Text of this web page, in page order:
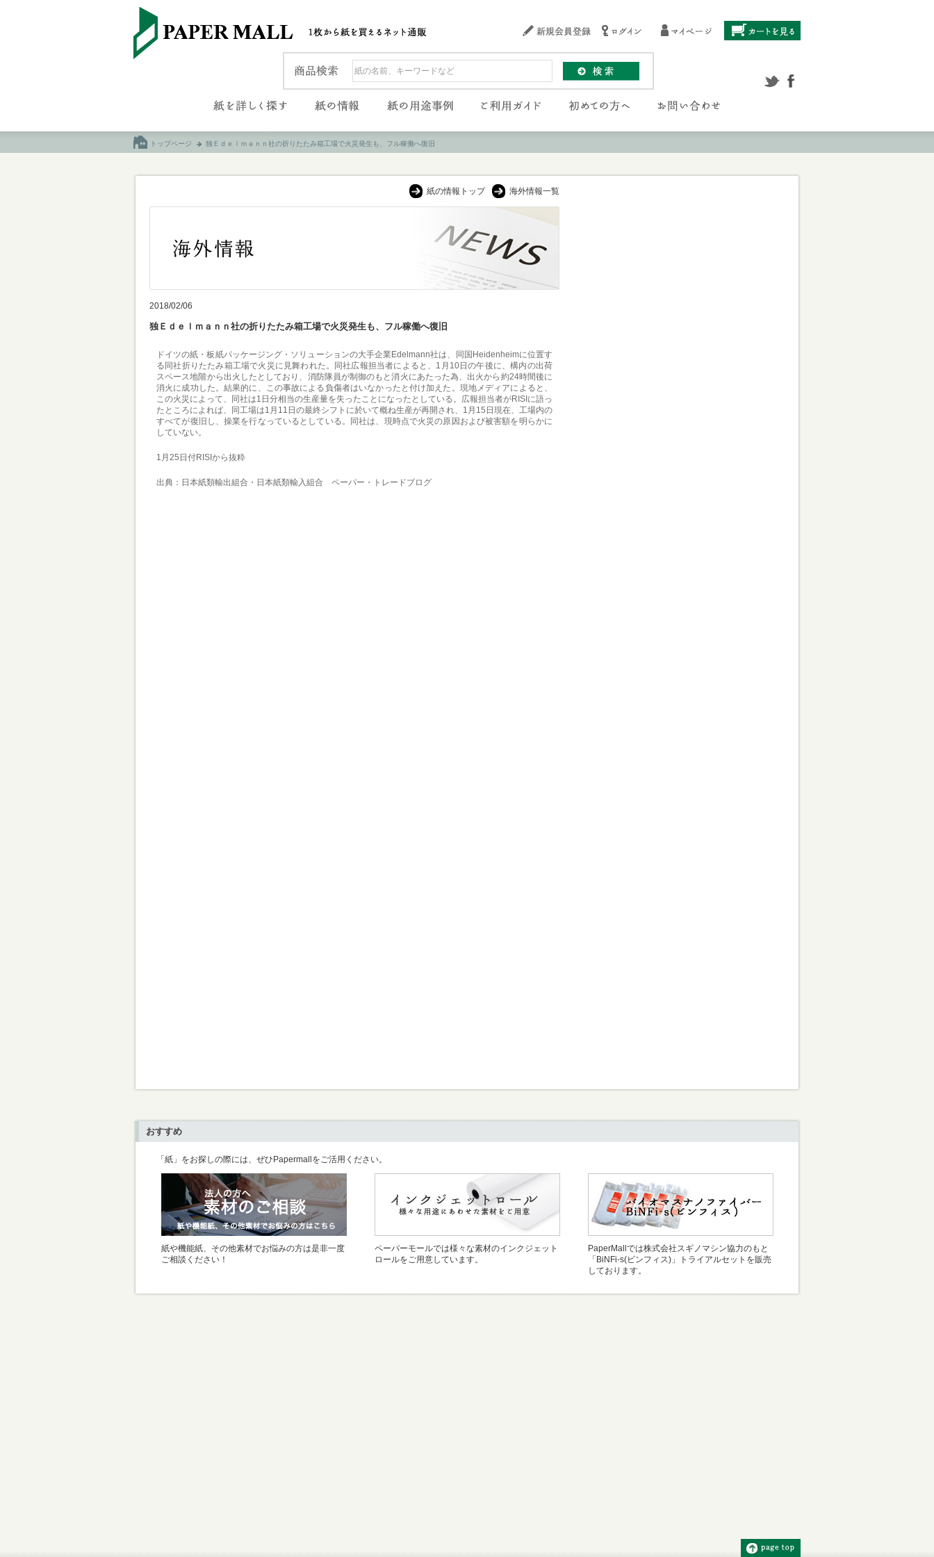
トップページ 独Ｅｄｅｌｍａｎｎ社の折りたたみ箱工場で火災発生も、フル稼働へ復旧
紙の情報トップ 海外情報一覧
2018/02/06
独Ｅｄｅｌｍａｎｎ社の折りたたみ箱工場で火災発生も、フル稼働へ復旧
ドイツの紙・板紙パッケージング・ソリューションの大手企業Edelmann社は、同国Heidenheimに位置す
る同社折りたたみ箱工場で火災に見舞われた。同社広報担当者によると、1月10日の午後に、構内の出荷
スペース地階から出火したとしており、消防隊員が制御のもと消火にあたった為、出火から約24時間後に
消火に成功した。結果的に、この事故による負傷者はいなかったと付け加えた。現地メディアによると、
この火災によって、同社は1日分相当の生産量を失ったことになったとしている。広報担当者がRISIに語っ
たところによれば、同工場は1月11日の最終シフトに於いて概ね生産が再開され、1月15日現在、工場内の
すべてが復旧し、操業を行なっているとしている。同社は、現時点で火災の原因および被害額を明らかに
していない。
1月25日付RISIから抜粋
出典：日本紙類輸出組合・日本紙類輸入組合 ペーパー・トレードブログ
おすすめ
「紙」をお探しの際には、ぜひPapermallをご活用ください。
紙や機能紙、その他素材でお悩みの方は是非一度
ご相談ください！
ペーパーモールでは様々な素材のインクジェット
ロールをご用意しています。
PaperMallでは株式会社スギノマシン協力のもと
「BiNFi-s(ビンフィス)」トライアルセットを販売
しております。